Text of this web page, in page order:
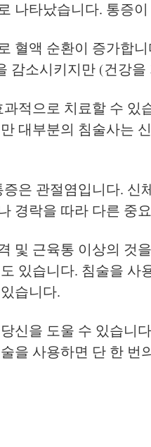
나타났습니다. 통증
혈액 순환이 증가합
감소시키지만 (건강
적으로 치료할 수 있
대부분의 침술사는
은 관절염입니다.
경락을 따라 다른 중
및 근육통 이상의 것
있습니다. 침술을
습니다.
신을 도울 수 있습니
을 사용하면 단 한 번